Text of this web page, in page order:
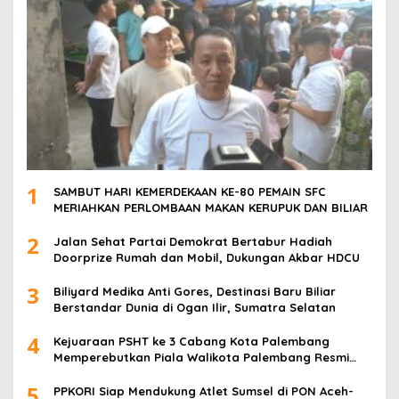
1
SAMBUT HARI KEMERDEKAAN KE-80 PEMAIN SFC
MERIAHKAN PERLOMBAAN MAKAN KERUPUK DAN BILIAR
2
Jalan Sehat Partai Demokrat Bertabur Hadiah
Doorprize Rumah dan Mobil, Dukungan Akbar HDCU
3
Biliyard Medika Anti Gores, Destinasi Baru Biliar
Berstandar Dunia di Ogan Ilir, Sumatra Selatan
4
Kejuaraan PSHT ke 3 Cabang Kota Palembang
Memperebutkan Piala Walikota Palembang Resmi
PPKORI Siap Mendukung Atlet Sumsel di PON Aceh-